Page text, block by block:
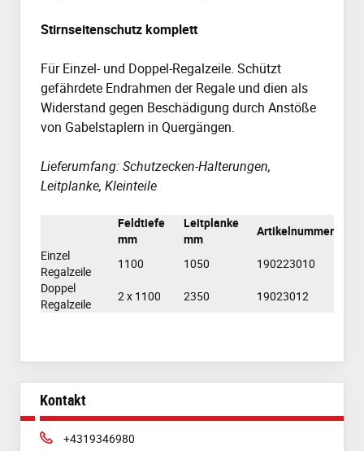
Stirnseitenschutz komplett
Für Einzel- und Doppel-Regalzeile. Schützt
gefährdete Endrahmen der Regale und dien als
Widerstand gegen Beschädigung durch Anstöße
von Gabelstaplern in Quergängen.
Lieferumfang: Schutzecken-Halterungen,
Leitplanke, Kleinteile
Feldtiefe
mm
Leitplanke
mm
Artikelnummer
Einzel
Regalzeile
1100 1050
190223010
Doppel
Regalzeile
2 x 1100 2350 19023012
Kontakt
Phone:
+4319346980